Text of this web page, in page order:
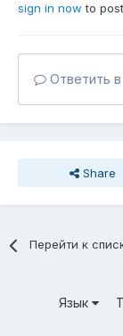
sign in now to
Ответить в
Share
Перейти к
Язык